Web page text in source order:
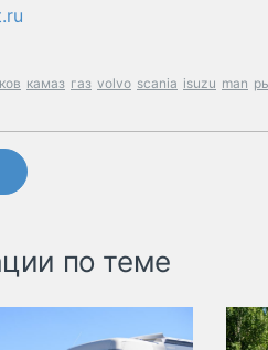
камаз газ volvo scania isuzu man
по теме